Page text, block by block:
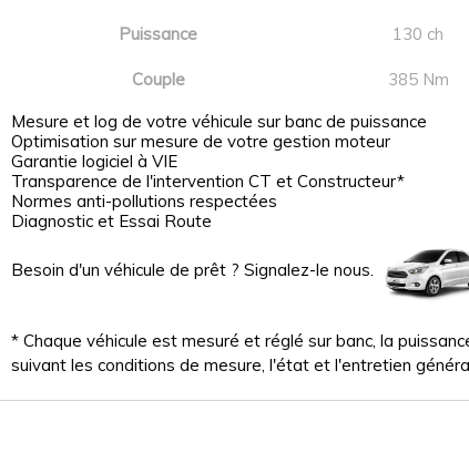
Puissance 130 ch
Couple 385 Nm
Mesure et log de votre véhicule sur banc de puissance
Optimisation sur mesure de votre gestion moteur
Garantie logiciel à VIE
Transparence de l'intervention CT et Constructeur*
Normes anti-pollutions respectées
Diagnostic et Essai Route
Besoin d'un véhicule de prêt ? Signalez-le nous.
* Chaque véhicule est mesuré et réglé sur banc, la
suivant les conditions de mesure, l'état et l'entretien